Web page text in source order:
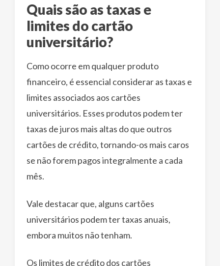
Quais são as taxas e
limites do cartão
universitário?
Como ocorre em qualquer produto
financeiro, é essencial considerar as taxas e
limites associados aos cartões
universitários. Esses produtos podem ter
taxas de juros mais altas do que outros
cartões de crédito, tornando-os mais caros
se não forem pagos integralmente a cada
mês.
Vale destacar que, alguns cartões
universitários podem ter taxas anuais,
embora muitos não tenham.
Os limites de crédito dos cartões